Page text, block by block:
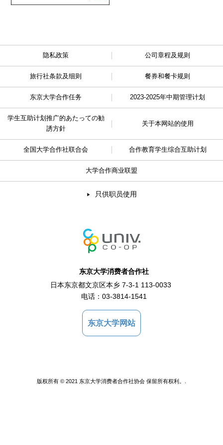
隐私政策 公司章程及规则
旅行社条款及细则 餐券和餐卡规则
东京大学合作任务 2023-2025年中期管理计划
学生互助计划推广的あたっての勧
誘方針
关于本网站的使用
全国大学合作社联合会 合作教育学生综合互助计划
大学合作商业联盟
只供职员使用
东京大学消费者合作社
日本东京都文京区本乡 7-3-1 113-0033
电话： 03-3814-1541
东京大学网站
版权所有 © 2021 东京大学消费者合作社协会 保留所有权利。.